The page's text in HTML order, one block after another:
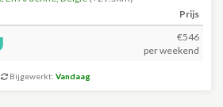
Prijs
€546
per weekend
Bijgewerkt: Vandaag